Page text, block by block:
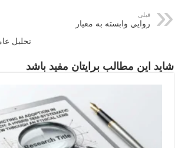
قبلی
روايي وابسته به معيار
تحلیل
شاید این مطالب برایتان مفید باشد